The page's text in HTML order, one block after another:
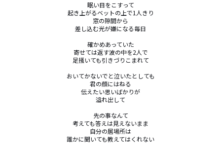
眠い目をこすって
起き上がるベットの上で1人きり
窓の隙間から
差し込む光が嫌になる毎日
確かめあっていた
寄せては返す波の中を2人で
足掻いても引きづりこまれて
おいてかないでと泣いたとしても
君の顔にはねる
伝えたい思いばかりが
溢れ出して
先の事なんて
考えても答えは見えないまま
自分の居場所は
誰かに聞いても教えてはくれない